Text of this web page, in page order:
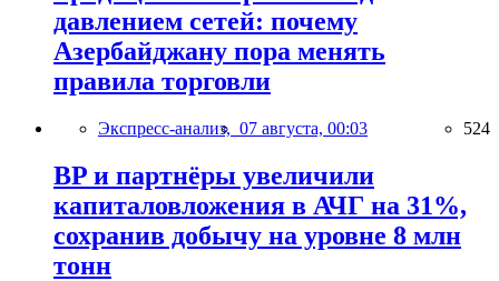
давлением сетей: почему
Азербайджану пора менять
правила торговли
Экспресс-анализ, 07 августа, 00:03 524
BP и партнёры увеличили
капиталовложения в АЧГ на 31%,
сохранив добычу на уровне 8 млн
тонн